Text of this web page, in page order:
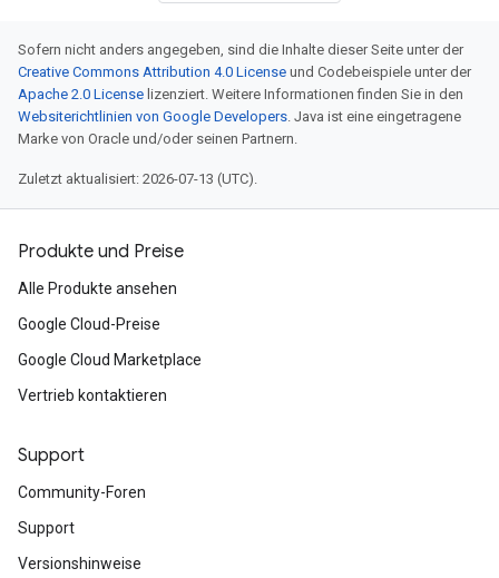
Sofern nicht anders angegeben, sind die Inhalte dieser Seite unter der
Creative Commons Attribution 4.0 License und Codebeispiele unter der
Apache 2.0 License lizenziert. Weitere Informationen finden Sie in den
Websiterichtlinien von Google Developers. Java ist eine eingetragene
Marke von Oracle und/oder seinen Partnern.
Zuletzt aktualisiert: 2026-07-13 (UTC).
Produkte und Preise
Alle Produkte ansehen
Google Cloud-Preise
Google Cloud Marketplace
Vertrieb kontaktieren
Support
Community-Foren
Support
Versionshinweise